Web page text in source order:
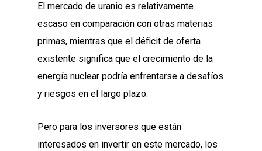
El mercado de uranio es relativamente
escaso en comparación con otras materias
primas, mientras que el déficit de oferta
existente significa que el crecimiento de la
energía nuclear podría enfrentarse a desafíos
y riesgos en el largo plazo.
Pero para los inversores que están
interesados en invertir en este mercado, los